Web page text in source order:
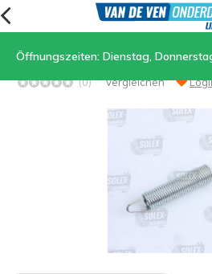
Öffnungszeiten: Dienstag, Donnerstag und Freitag 9–12 Uhr
10. Feder Motorlift
(0) Vergleichen